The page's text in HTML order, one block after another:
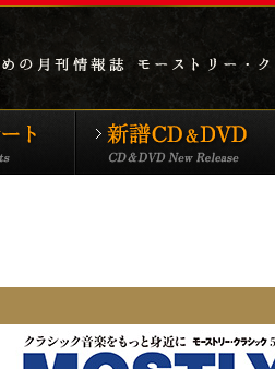
お薦めコンサート